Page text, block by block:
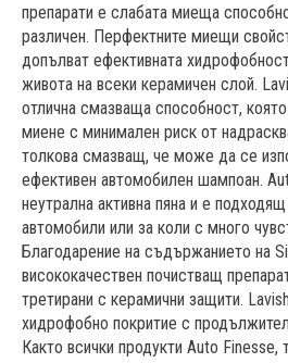
препарати е слабата миеща
различен. Перфектните миещи
допълват ефективната
живота на всеки керамичен слой.
отлична смазваща способност,
миене с минимален риск от
толкова смазващ, че може да се
ефективен автомобилен шампоан.
неутрална активна пяна и е
автомобили или за коли с много
Благодарение на съдържанието на
висококачествен почистващ
третирани с керамични защити.
хидрофобно покритие с
Както всички продукти Auto Finesse,